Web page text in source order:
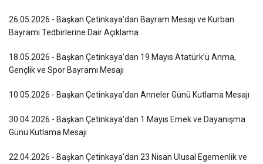
26.05.2026 - Başkan Çetinkaya’dan Bayram Mesajı ve Kurban
Bayramı Tedbirlerine Dair Açıklama
18.05.2026 - Başkan Çetinkaya’dan 19 Mayıs Atatürk’ü Anma,
Gençlik ve Spor Bayramı Mesajı
10.05.2026 - Başkan Çetinkaya’dan Anneler Günü Kutlama Mesajı
30.04.2026 - Başkan Çetinkaya’dan 1 Mayıs Emek ve Dayanışma
Günü Kutlama Mesajı
22.04.2026 - Başkan Çetinkaya’dan 23 Nisan Ulusal Egemenlik ve